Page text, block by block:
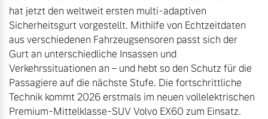
hat jetzt den weltweit ersten multi-adaptiven
Sicherheitsgurt vorgestellt. Mithilfe von Echtzeitdaten
aus verschiedenen Fahrzeugsensoren passt sich der
Gurt an unterschiedliche Insassen und
Verkehrssituationen an – und hebt so den Schutz für die
Passagiere auf die nächste Stufe. Die fortschrittliche
Technik kommt 2026 erstmals im neuen vollelektrischen
Premium-Mittelklasse-SUV Volvo EX60 zum Einsatz.